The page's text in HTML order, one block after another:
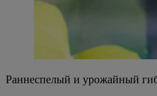
Раннеспелый и урожайный